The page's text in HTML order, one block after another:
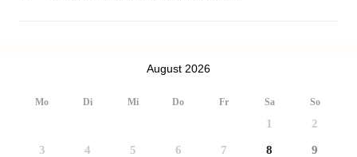
August 2026
Mo Di Mi Do Fr Sa So
1 2
3 4 5 6 7 8 9